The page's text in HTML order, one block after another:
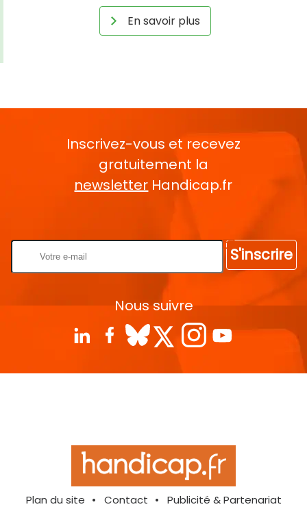
En savoir plus
Inscrivez-vous et recevez
gratuitement la
newsletter Handicap.fr
S'inscrire
Nous suivre
Plan du site Contact
Publicité & Partenariat